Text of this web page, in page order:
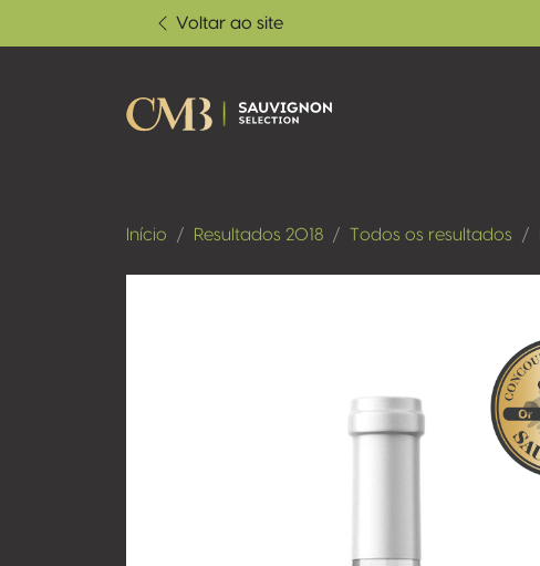
Voltar ao site
Início Resultados 2018 Todos os resultados